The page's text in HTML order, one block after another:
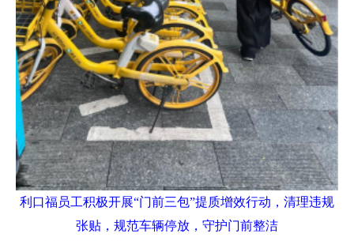
利口福员工积极开展“门前三包”提质增效行动，清理违规
张贴，规范车辆停放，守护门前整洁